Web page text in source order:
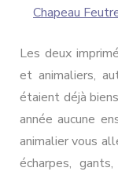
Chapeau
Les deux
et animaliers,
étaient déjà
année aucune
animalier vous
écharpes,